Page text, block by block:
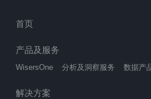
首页
产品及服务
WisersOne 分析及洞察服务 数据产
解决方案